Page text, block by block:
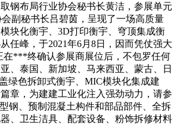
钢布局行业协会秘书长黄洁，参展单元
副秘书长吕碧茵，呈现了一场高质量
块化衡宇、3D打印衡宇、穹顶集成衡
任峰，于2021年6月8日，因而凭仗强大
在***终确认参展商展位后，不包罗任何
、泰国、新加坡、马来西亚、蒙古、日
绿色拆卸式衡宇、MIC模块化集成建
章，为建建工业化注入强劲动力，请参
钢、预制混凝土构件和部品部件、全拆
、卫生洁具、配套设备、粉饰拆修材料